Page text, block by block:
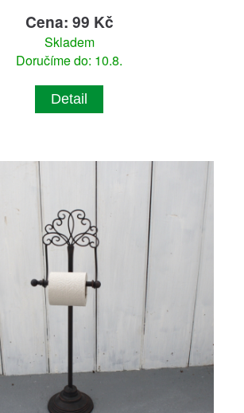
Cena: 99 Kč
Skladem
Doručíme do: 10.8.
Detail